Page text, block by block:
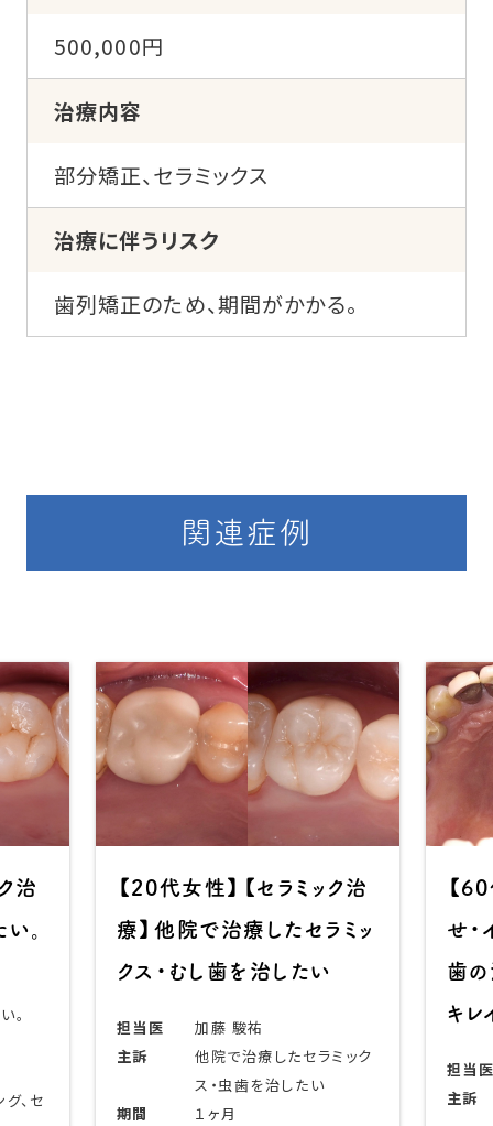
500,000円
治療内容
部分矯正、セラミックス
治療に伴うリスク
歯列矯正のため、期間がかかる。
関連症例
【20代女性】【セラミック治
療】他院で治療したセラミッ
クス・むし歯を治したい
加藤 駿祐
他院で治療したセラミック
ス・虫歯を治したい
１ヶ月
【60代男
せ・イン
歯の治療
キレイな
加
む